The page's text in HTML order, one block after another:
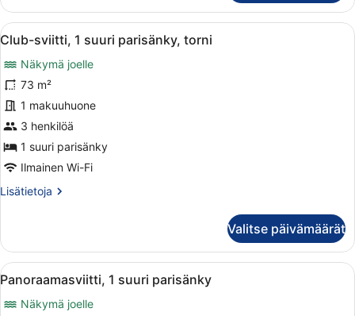
1
suuri
parisänky
Avaa
kaikki
huonetyypin
Club-
sviitti,
1
suuri
parisänky,
torni
kuvat
Moderni hotellihuone, jossa on
12
Club-sviitti, 1 suuri parisänky, torni
Näkymä joelle
73 m²
1 makuuhuone
3 henkilöä
1 suuri parisänky
Ilmainen Wi-Fi
Lisätietoja
Lisätietoja
1
suuri
parisänky,
Valitse päivämäärät
Avaa
kaikki
huonetyypin
Hotellihuone, jossa on suuri
14
Panoraamasviitti, 1 suuri parisänky
Näkymä joelle